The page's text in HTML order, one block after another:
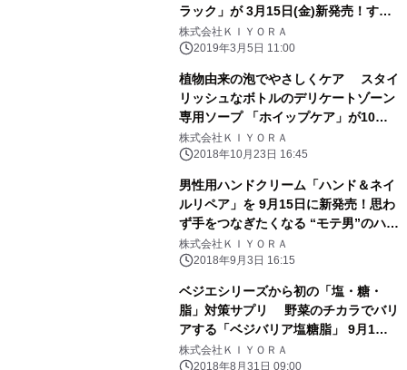
ラック」が 3月15日(金)新発売！すっ
きりクリアなカラダへ
株式会社ＫＩＹＯＲＡ
2019年3月5日 11:00
植物由来の泡でやさしくケア スタイ
リッシュなボトルのデリケートゾーン
専用ソープ 「ホイップケア」が10月
25日に新発売！
株式会社ＫＩＹＯＲＡ
2018年10月23日 16:45
男性用ハンドクリーム「ハンド＆ネイ
ルリペア」を 9月15日に新発売！思わ
ず手をつなぎたくなる “モテ男”のハン
ドクリームを女性チームが開発
株式会社ＫＩＹＯＲＡ
2018年9月3日 16:15
ベジエシリーズから初の「塩・糖・
脂」対策サプリ 野菜のチカラでバリ
アする「ベジバリア塩糖脂」 9月1日
(土)新発売！野菜の日に情報解禁
株式会社ＫＩＹＯＲＡ
2018年8月31日 09:00